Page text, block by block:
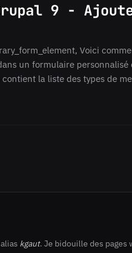
9 -
Voici
un formulaire
la liste des types de
kgaut. Je bidouille des pages